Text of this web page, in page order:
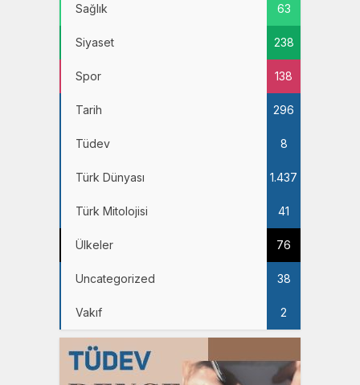
Sağlık 63
Siyaset 238
Spor 138
Tarih 296
Tüdev 8
Türk Dünyası 1.437
Türk Mitolojisi 41
Ülkeler 76
Uncategorized 38
Vakıf 2